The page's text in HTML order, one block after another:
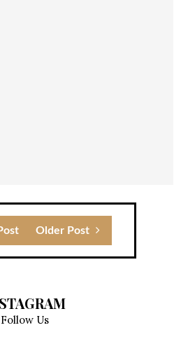
Older Post
Follow Us